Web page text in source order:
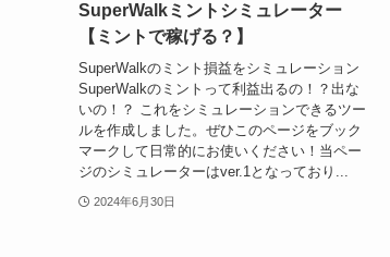
SuperWalkミントシミュレーター
【ミントで稼げる？】
SuperWalkのミント損益をシミュレーション
SuperWalkのミントって利益出るの！？出な
いの！？ これをシミュレーションできるツー
ルを作成しました。ぜひこのページをブック
マークして日常的にお使いください！当ペー
ジのシミュレーターはver.1となっており...
2024年6月30日